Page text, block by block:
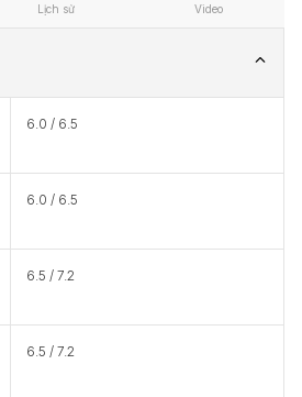
Lịch sử Video
6.0 / 6.5
6.0 / 6.5
6.5 / 7.2
6.5 / 7.2